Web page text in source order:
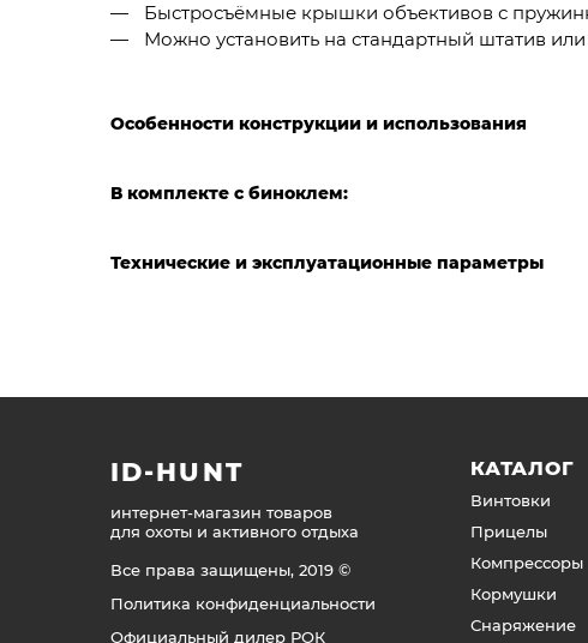
Быстросъёмные крышки объективов с
Можно установить на стандартный штатив
Особенности конструкции и использования
В комплекте с биноклем:
Технические и эксплуатационные параметры
ID-HUNT
интернет-магазин товаров
для охоты и активного отдыха
Все права защищены, 2019 ©
Политика конфиденциальности
Официальный дилер РОК
КАТАЛОГ
Винтовки
Прицелы
Компрессоры
Кормушки
Снаряжение